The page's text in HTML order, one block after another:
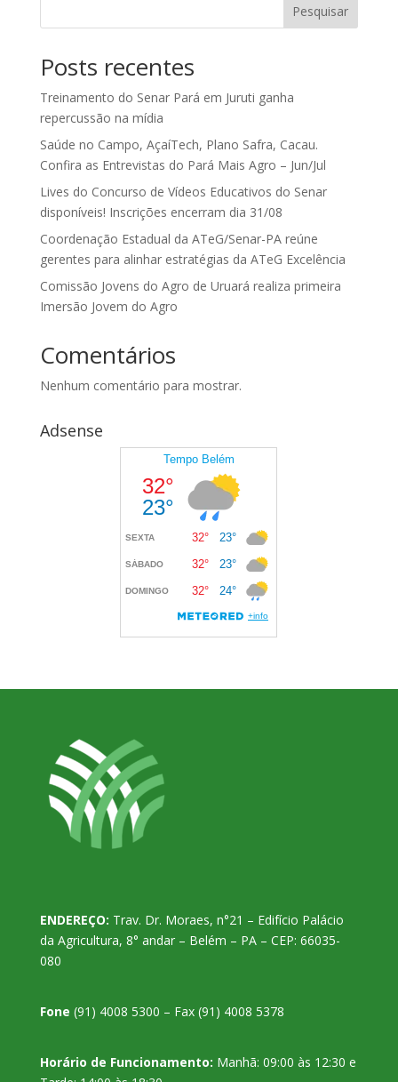
Pesquisar
Posts recentes
Treinamento do Senar Pará em Juruti ganha
repercussão na mídia
Saúde no Campo, AçaíTech, Plano Safra, Cacau.
Confira as Entrevistas do Pará Mais Agro – Jun/Jul
Lives do Concurso de Vídeos Educativos do Senar
disponíveis! Inscrições encerram dia 31/08
Coordenação Estadual da ATeG/Senar-PA reúne
gerentes para alinhar estratégias da ATeG Excelência
Comissão Jovens do Agro de Uruará realiza primeira
Imersão Jovem do Agro
Comentários
Nenhum comentário para mostrar.
Adsense
ENDEREÇO: Trav. Dr. Moraes, n°21 – Edifício Palácio
da Agricultura, 8° andar – Belém – PA – CEP: 66035-
080
Fone (91) 4008 5300 – Fax (91) 4008 5378
Horário de Funcionamento: Manhã: 09:00 às 12:30 e